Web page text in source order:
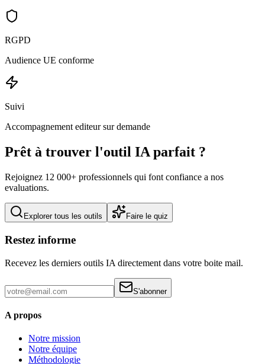
RGPD
Audience UE conforme
Suivi
Accompagnement editeur sur demande
Prêt à trouver l'outil IA parfait ?
Rejoignez 12 000+ professionnels qui font confiance a nos
evaluations.
Explorer tous les outils Faire le quiz
Restez informe
Recevez les derniers outils IA directement dans votre boite mail.
S'abonner
A propos
Notre mission
Notre équipe
Méthodologie